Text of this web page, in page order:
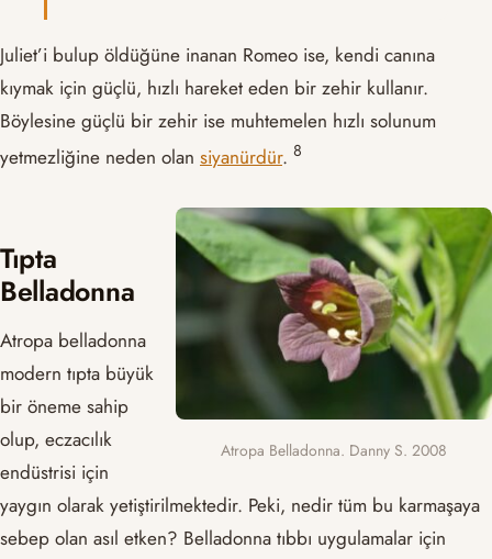
Juliet’i bulup öldüğüne inanan Romeo ise, kendi canına
kıymak için güçlü, hızlı hareket eden bir zehir kullanır.
Böylesine güçlü bir zehir ise muhtemelen hızlı solunum
yetmezliğine neden olan siyanürdür. ​8​
Atropa Belladonna. Danny S. 2008
Tıpta
Belladonna
Atropa belladonna
modern tıpta büyük
bir öneme sahip
olup, eczacılık
endüstrisi için
yaygın olarak yetiştirilmektedir. Peki, nedir tüm bu karmaşaya
sebep olan asıl etken? Belladonna tıbbı uygulamalar için